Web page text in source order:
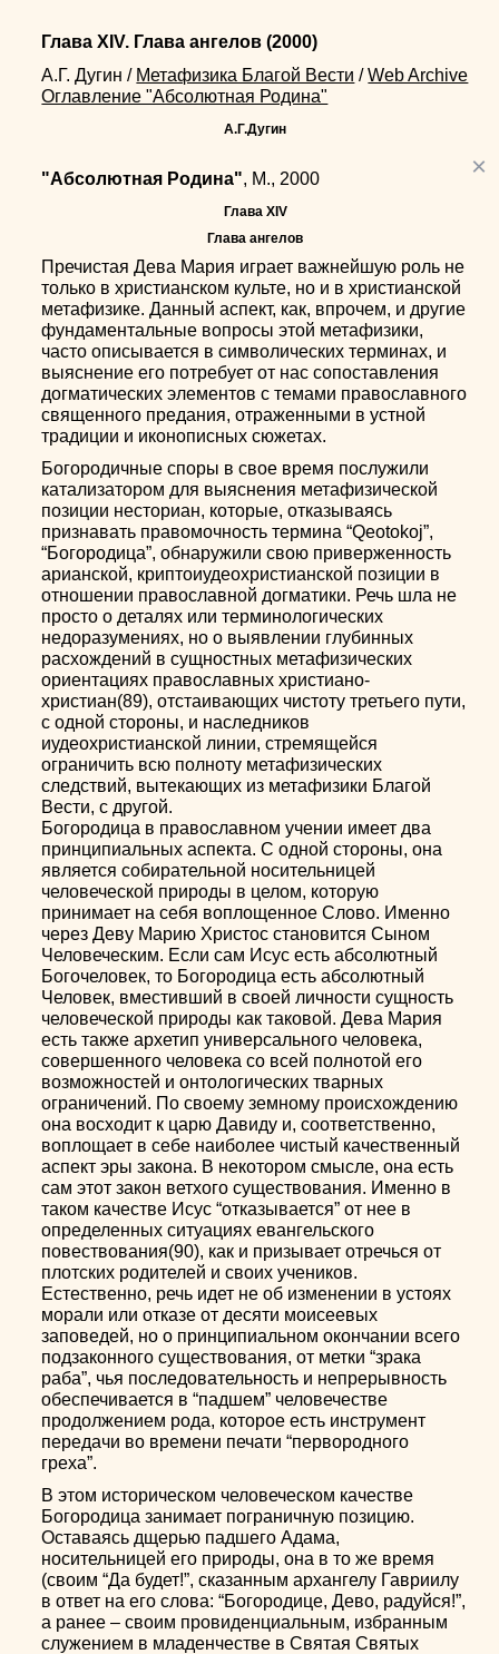
×
Глава XIV. Глава ангелов (2000)
А.Г. Дугин / Метафизика Благой Вести / Web Archive
Оглавление "Абсолютная Родина"
А.Г.Дугин
"Абсолютная Родина", М., 2000
Глава XIV
Глава ангелов
Пречистая Дева Мария играет важнейшую роль не
только в христианском культе, но и в христианской
метафизике. Данный аспект, как, впрочем, и другие
фундаментальные вопросы этой метафизики,
часто описывается в символических терминах, и
выяснение его потребует от нас сопоставления
догматических элементов с темами православного
священного предания, отраженными в устной
традиции и иконописных сюжетах.
Богородичные споры в свое время послужили
катализатором для выяснения метафизической
позиции несториан, которые, отказываясь
признавать правомочность термина “Qeotokoj”,
“Богородица”, обнаружили свою приверженность
арианской, криптоиудеохристианской позиции в
отношении православной догматики. Речь шла не
просто о деталях или терминологических
недоразумениях, но о выявлении глубинных
расхождений в сущностных метафизических
ориентациях православных христиано-
христиан(89), отстаивающих чистоту третьего пути,
с одной стороны, и наследников
иудеохристианской линии, стремящейся
ограничить всю полноту метафизических
следствий, вытекающих из метафизики Благой
Вести, с другой.
Богородица в православном учении имеет два
принципиальных аспекта. С одной стороны, она
является собирательной носительницей
человеческой природы в целом, которую
принимает на себя воплощенное Слово. Именно
через Деву Марию Христос становится Сыном
Человеческим. Если сам Исус есть абсолютный
Богочеловек, то Богородица есть абсолютный
Человек, вместивший в своей личности сущность
человеческой природы как таковой. Дева Мария
есть также архетип универсального человека,
совершенного человека со всей полнотой его
возможностей и онтологических тварных
ограничений. По своему земному происхождению
она восходит к царю Давиду и, соответственно,
воплощает в себе наиболее чистый качественный
аспект эры закона. В некотором смысле, она есть
сам этот закон ветхого существования. Именно в
таком качестве Исус “отказывается” от нее в
определенных ситуациях евангельского
повествования(90), как и призывает отречься от
плотских родителей и своих учеников.
Естественно, речь идет не об изменении в устоях
морали или отказе от десяти моисеевых
заповедей, но о принципиальном окончании всего
подзаконного существования, от метки “зрака
раба”, чья последовательность и непрерывность
обеспечивается в “падшем” человечестве
продолжением рода, которое есть инструмент
передачи во времени печати “первородного
греха”.
В этом историческом человеческом качестве
Богородица занимает пограничную позицию.
Оставаясь дщерью падшего Адама,
носительницей его природы, она в то же время
(своим “Да будет!”, сказанным архангелу Гавриилу
в ответ на его слова: “Богородице, Дево, радуйся!”,
а ранее – своим провиденциальным, избранным
служением в младенчестве в Святая Святых